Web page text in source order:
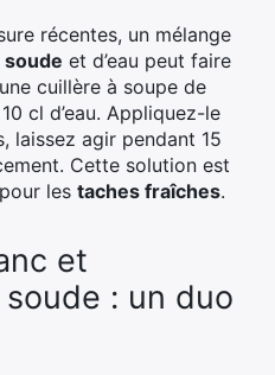
récentes, un mélange
et d’eau peut faire
cuillère à soupe de
cl d’eau. Appliquez-le
laissez agir pendant 15
Cette solution est
les taches fraîches.
et
: un duo